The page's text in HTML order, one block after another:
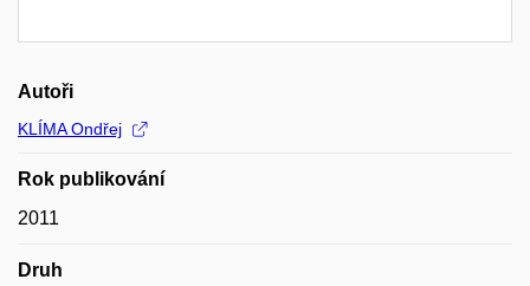
Autoři
KLÍMA Ondřej
Rok publikování
2011
Druh